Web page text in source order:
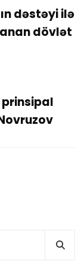
dəstəyi ilə
dövlət